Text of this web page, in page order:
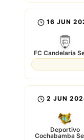
16 JUN
FC Candelaria
2 JUN
Deportivo
Cochabamba